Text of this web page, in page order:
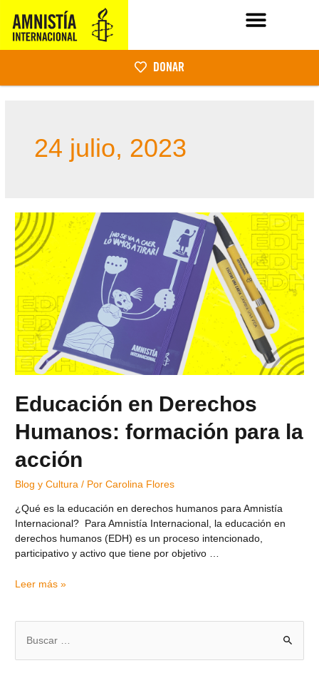
DONAR
24 julio, 2023
Educación en Derechos
Humanos: formación para la
acción
Blog y Cultura / PorCarolina Flores
¿Qué es la educación en derechos humanos para Amnistía
Internacional? Para Amnistía Internacional, la educación en
derechos humanos (EDH) es un proceso intencionado,
participativo y activo que tiene por objetivo …
Leer más »